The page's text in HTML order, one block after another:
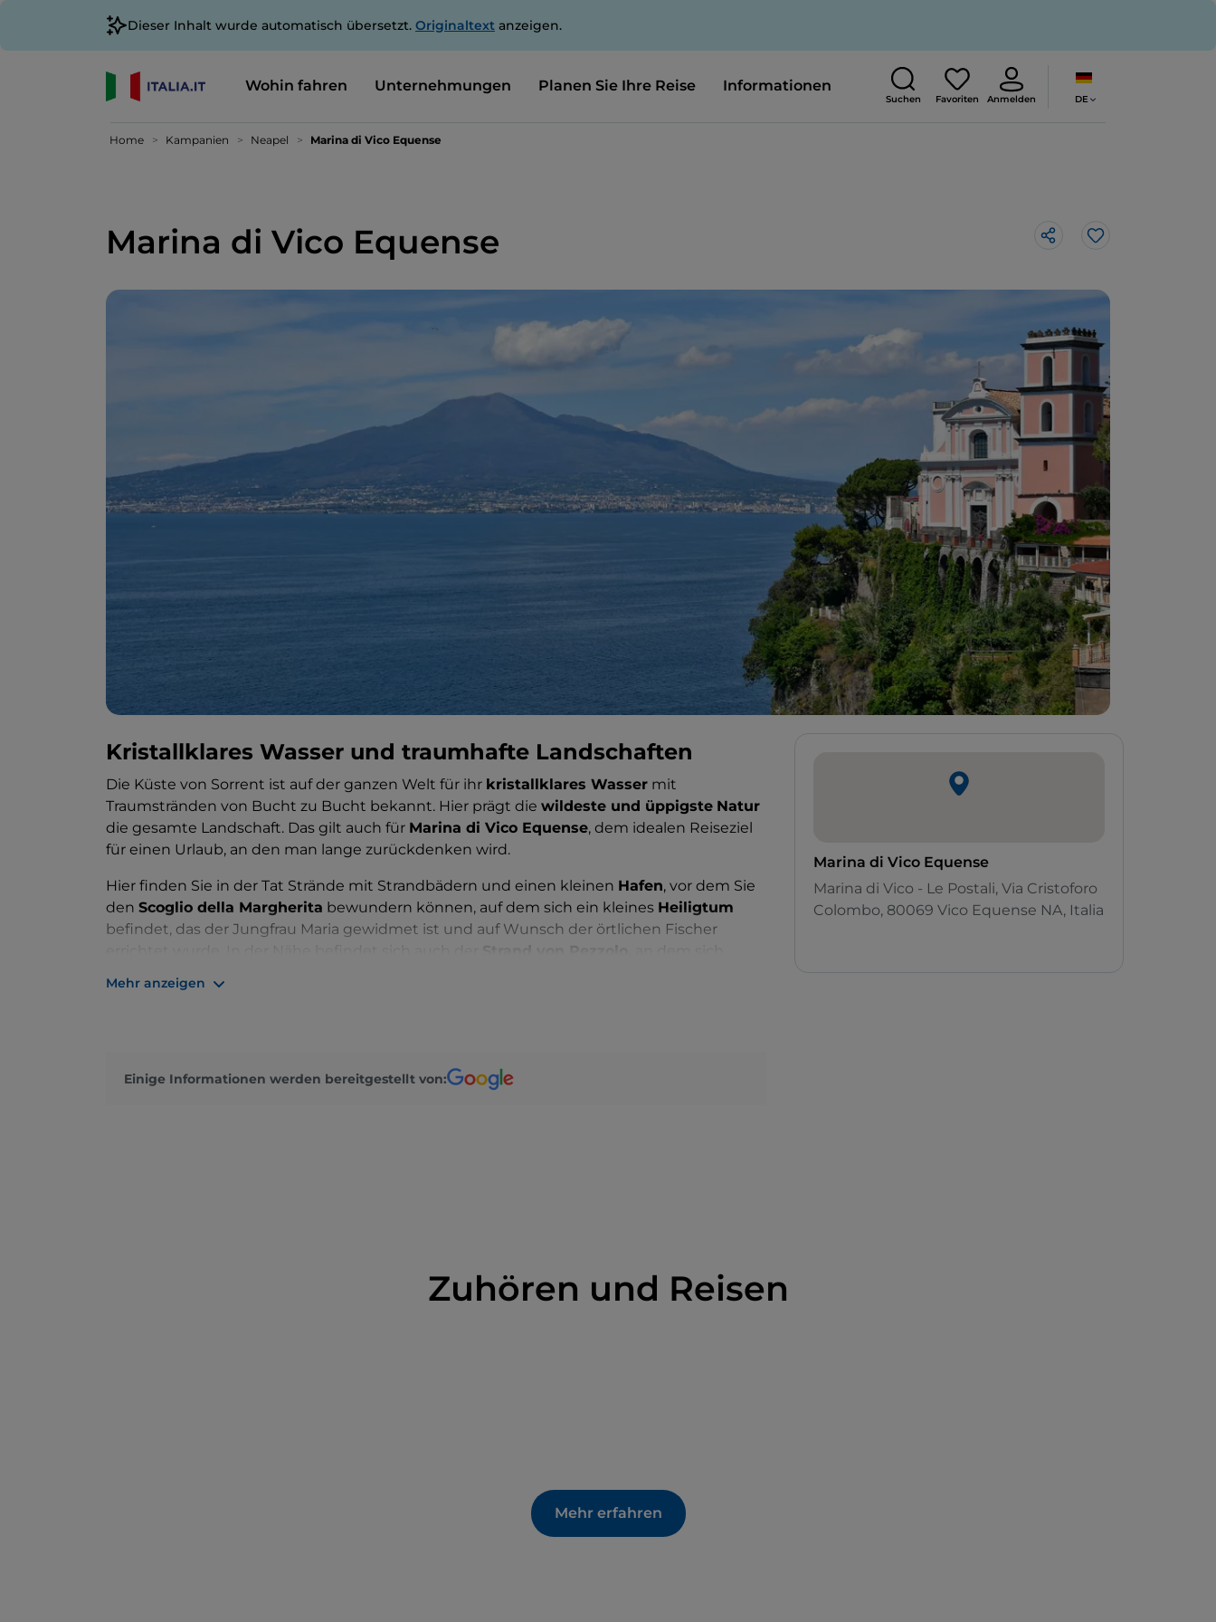
Dieser Inhalt wurde automatisch übersetzt. Originaltext anzeigen.
Wohin fahren Unternehmungen Planen Sie Ihre Reise Informationen
Suchen Favoriten Anmelden DE
Home Kampanien Neapel Marina di Vico Equense
Marina di Vico Equense Like
Kristallklares Wasser und traumhafte Landschaften
Die Küste von Sorrent ist auf der ganzen Welt für ihr kristallklares Wasser mit
Traumstränden von Bucht zu Bucht bekannt. Hier prägt die wildeste und üppigste Natur
die gesamte Landschaft. Das gilt auch für Marina di Vico Equense, dem idealen Reiseziel
für einen Urlaub, an den man lange zurückdenken wird.
Hier finden Sie in der Tat Strände mit Strandbädern und einen kleinen Hafen, vor dem Sie
den Scoglio della Margherita bewundern können, auf dem sich ein kleines Heiligtum
befindet, das der Jungfrau Maria gewidmet ist und auf Wunsch der örtlichen Fischer
perfekt für Familien mit Kindern eignet, mit flachem Wasser und goldenem Sand.
ist nicht zu übersehen. Es ist ein sehr ruhiger Strand, umgeben von einem klaren und
werden das tiefe Wasser und den felsigen
Mehr anzeigen
Einige Informationen werden bereitgestellt von:
Marina di Vico Equense
Marina di Vico - Le Postali, Via Cristoforo
Colombo, 80069 Vico Equense NA, Italia
Zuhören und Reisen
Mehr erfahren